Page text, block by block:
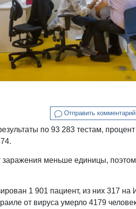
Отправить комментарий
по 93 283 тестам,
меньше единицы,
1 901 пациент, из них 317
от вируса умерло 4179